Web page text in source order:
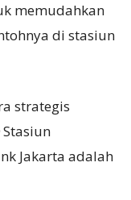
memudahkan
di stasiun
strategis
Stasiun
Jakarta adalah